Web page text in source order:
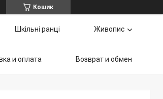
Кошик
Шкільні ранці Живопис
и оплата Возврат и обмен